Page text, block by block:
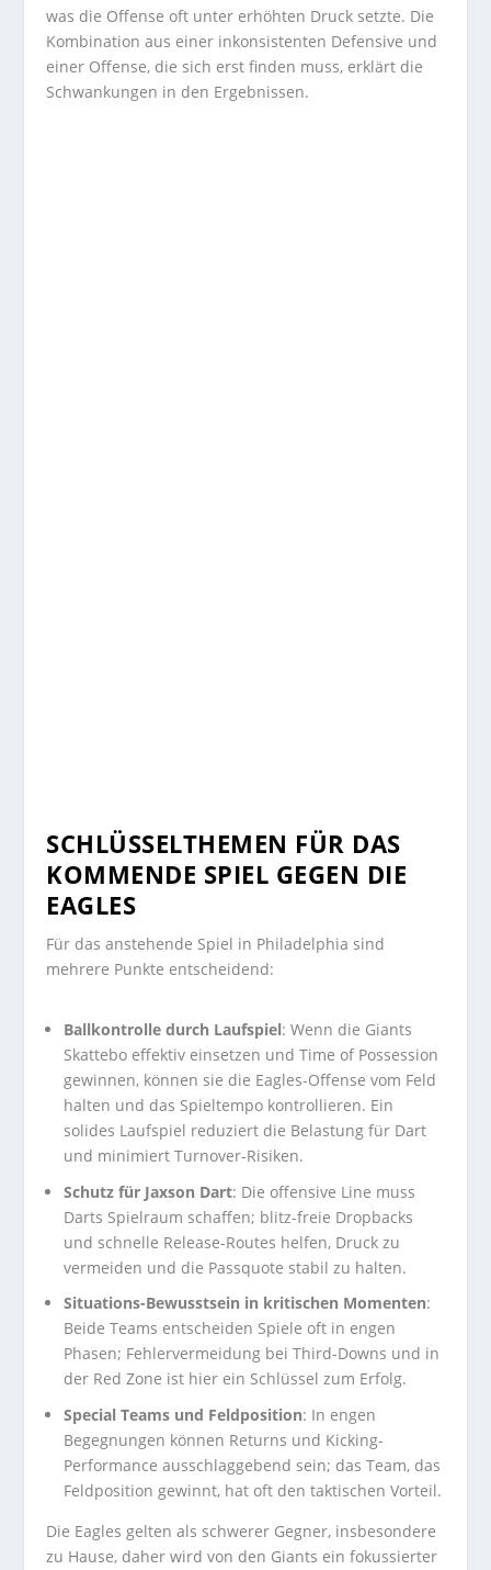
was die Offense oft unter erhöhten Druck setzte. Die
Kombination aus einer inkonsistenten Defensive und
einer Offense, die sich erst finden muss, erklärt die
Schwankungen in den Ergebnissen.
SCHLÜSSELTHEMEN FÜR DAS
KOMMENDE SPIEL GEGEN DIE
EAGLES
Für das anstehende Spiel in Philadelphia sind
mehrere Punkte entscheidend:
Ballkontrolle durch Laufspiel: Wenn die Giants
Skattebo effektiv einsetzen und Time of Possession
gewinnen, können sie die Eagles-Offense vom Feld
halten und das Spieltempo kontrollieren. Ein
solides Laufspiel reduziert die Belastung für Dart
und minimiert Turnover-Risiken.
Schutz für Jaxson Dart: Die offensive Line muss
Darts Spielraum schaffen; blitz-freie Dropbacks
und schnelle Release-Routes helfen, Druck zu
vermeiden und die Passquote stabil zu halten.
Situations-Bewusstsein in kritischen Momenten:
Beide Teams entscheiden Spiele oft in engen
Phasen; Fehlervermeidung bei Third-Downs und in
der Red Zone ist hier ein Schlüssel zum Erfolg.
Special Teams und Feldposition: In engen
Begegnungen können Returns und Kicking-
Performance ausschlaggebend sein; das Team, das
Feldposition gewinnt, hat oft den taktischen Vorteil.
Die Eagles gelten als schwerer Gegner, insbesondere
zu Hause, daher wird von den Giants ein fokussierter